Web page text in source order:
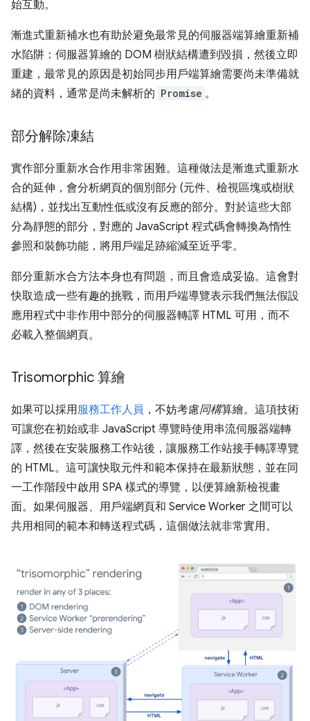
始互動。
漸進式重新補水也有助於避免最常見的伺服器端算繪重新補
水陷阱：伺服器算繪的 DOM 樹狀結構遭到毀損，然後立即
重建，最常見的原因是初始同步用戶端算繪需要尚未準備就
緒的資料，通常是尚未解析的 Promise 。
部分解除凍結
實作部分重新水合作用非常困難。這種做法是漸進式重新水
合的延伸，會分析網頁的個別部分 (元件、檢視區塊或樹狀
結構)，並找出互動性低或沒有反應的部分。對於這些大部
分為靜態的部分，對應的 JavaScript 程式碼會轉換為惰性
參照和裝飾功能，將用戶端足跡縮減至近乎零。
部分重新水合方法本身也有問題，而且會造成妥協。這會對
快取造成一些有趣的挑戰，而用戶端導覽表示我們無法假設
應用程式中非作用中部分的伺服器轉譯 HTML 可用，而不
必載入整個網頁。
Trisomorphic 算繪
如果可以採用服務工作人員 ，不妨考慮同構算繪。這項技術
可讓您在初始或非 JavaScript 導覽時使用串流伺服器端轉
譯，然後在安裝服務工作站後，讓服務工作站接手轉譯導覽
的 HTML。這可讓快取元件和範本保持在最新狀態，並在同
一工作階段中啟用 SPA 樣式的導覽，以便算繪新檢視畫
面。如果伺服器、用戶端網頁和 Service Worker 之間可以
共用相同的範本和轉送程式碼，這個做法就非常實用。